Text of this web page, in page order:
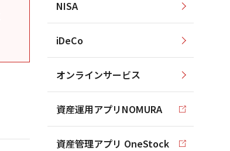
NISA
iDeCo
オンラインサービス
資産運用アプリNOMURA
資産管理アプリ OneStock